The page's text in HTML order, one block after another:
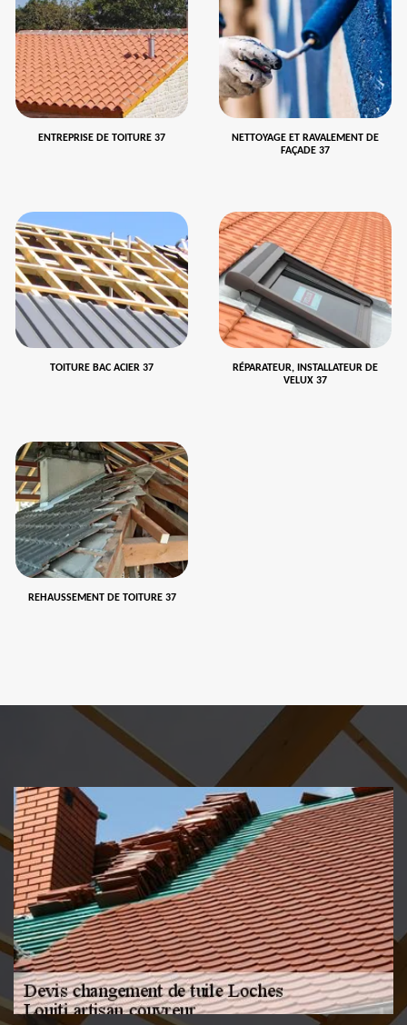
ENTREPRISE DE TOITURE 37
NETTOYAGE ET RAVALEMENT DE
FAÇADE 37
TOITURE BAC ACIER 37
RÉPARATEUR, INSTALLATEUR DE
VELUX 37
REHAUSSEMENT DE TOITURE 37